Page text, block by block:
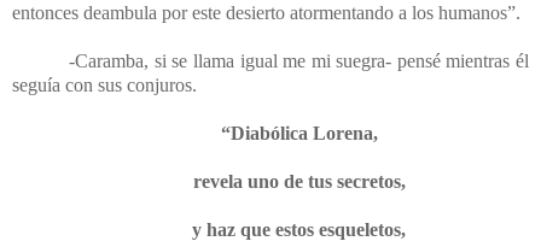
entonces deambula por este desierto atormentando a los humanos”.
-Caramba, si se llama igual me mi suegra- pensé mientras él
seguía con sus conjuros.
“Diabólica Lorena,
revela uno de tus secretos,
y haz que estos esqueletos,